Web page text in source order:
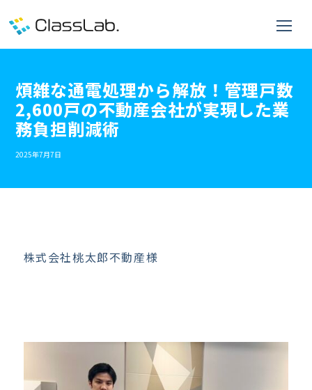
煩雑な通電処理から解放！管理戸数
2,600戸の不動産会社が実現した業
務負担削減術
2025年7月7日
株式会社桃太郎不動産様